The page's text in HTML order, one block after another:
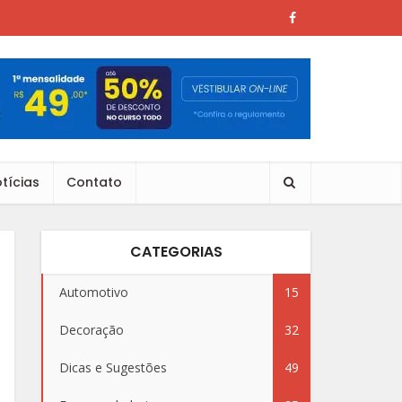
Contato
CATEGORIAS
Automotivo 15
Decoração 32
Dicas e Sugestões 49